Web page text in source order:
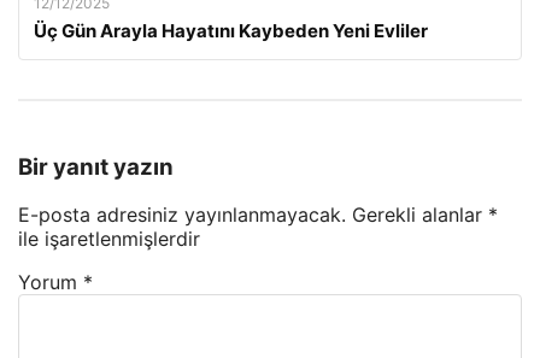
Üç Gün Arayla Hayatını Kaybeden Yeni Evliler
Bir yanıt yazın
E-posta adresiniz yayınlanmayacak. Gerekli alanlar *
ile işaretlenmişlerdir
Yorum *